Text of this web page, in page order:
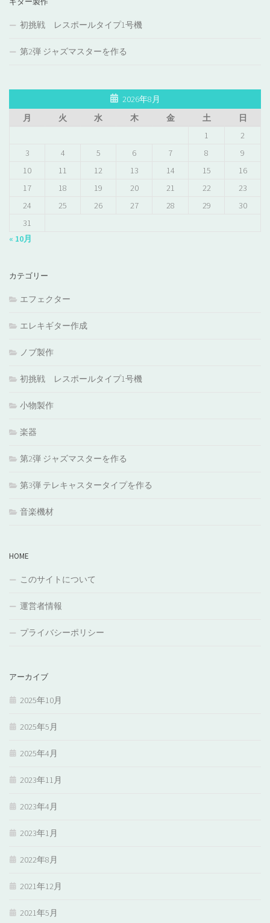
初挑戦 レスポールタイプ1号機
第2弾 ジャズマスターを作る
2026年8月
月
火 水 木 金 土
日
1
2
3
4 5 6 7 8
9
10
11 12 13 14 15
16
17
18 19 20 21 22
23
24
25 26 27 28 29
30
31
« 10月
カテゴリー
エフェクター
エレキギター作成
ノブ製作
初挑戦 レスポールタイプ1号機
小物製作
楽器
第2弾 ジャズマスターを作る
第3弾 テレキャスタータイプを作る
音楽機材
HOME
このサイトについて
運営者情報
プライバシーポリシー
アーカイブ
2025年10月
2025年5月
2025年4月
2023年11月
2023年4月
2023年1月
2022年8月
2021年12月
2021年5月